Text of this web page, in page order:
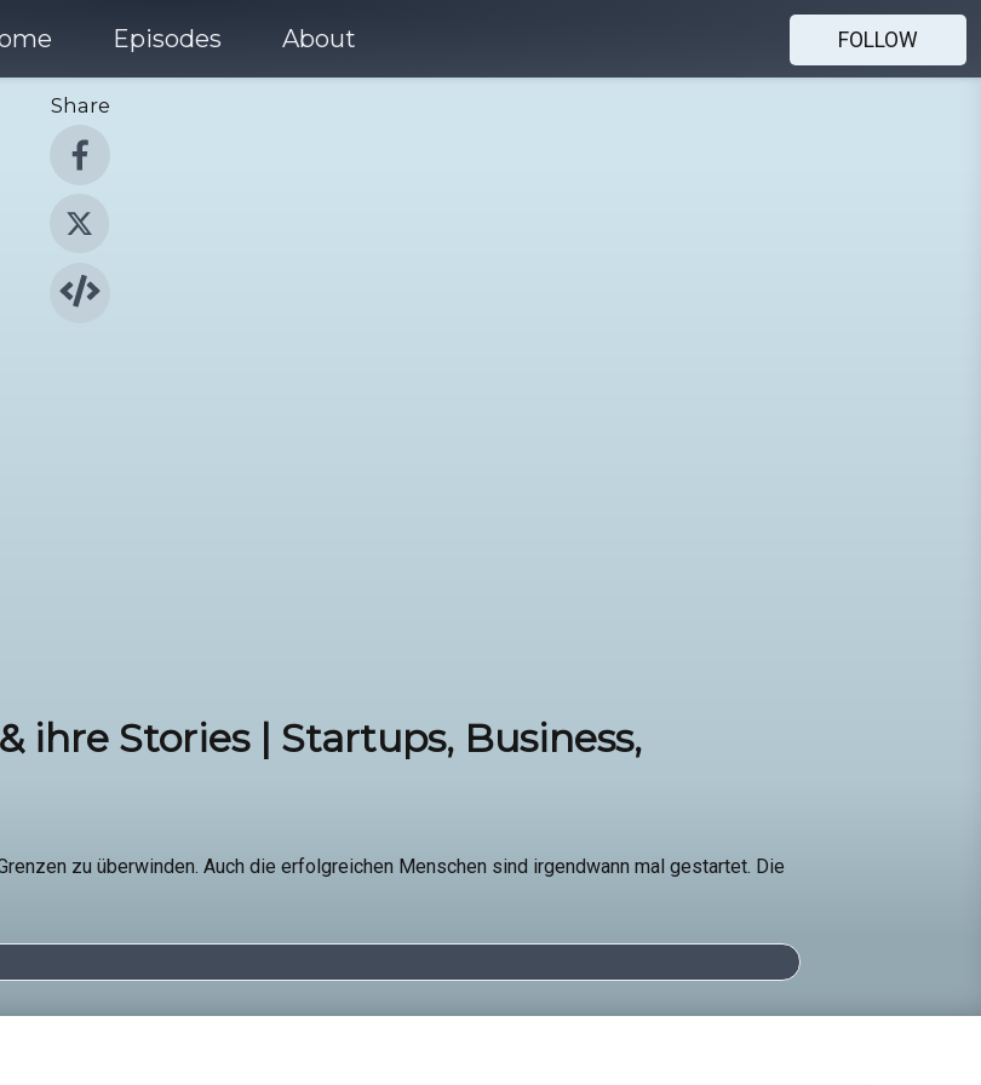
Episodes About FOLLOW
Share
ihre Stories | Startups, Business,
zu überwinden. Auch die erfolgreichen Menschen sind irgendwann mal gestartet. Die